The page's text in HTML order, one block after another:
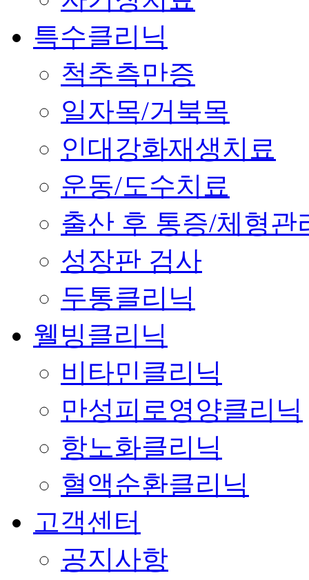
특수클리닉
척추측만증
일자목/거북목
인대강화재생치료
운동/도수치료
출산 후 통증/체형관
성장판 검사
두통클리닉
웰빙클리닉
비타민클리닉
만성피로영양클리닉
항노화클리닉
혈액순환클리닉
고객센터
공지사항